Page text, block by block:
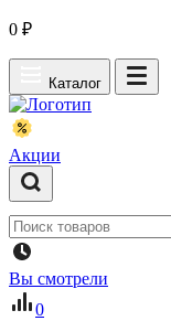
0 ₽
Каталог
Акции
Вы смотрели
0